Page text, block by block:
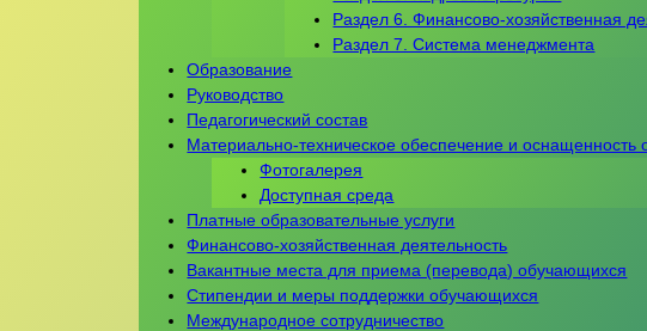
Раздел 6. Финансово-хозяйственная
Раздел 7. Система менеджмента
Образование
Руководство
Педагогический состав
Материально-техническое обеспечение и оснащенность
Фотогалерея
Доступная среда
Платные образовательные услуги
Финансово-хозяйственная деятельность
Вакантные места для приема (перевода) обучающихся
Стипендии и меры поддержки обучающихся
Международное сотрудничество